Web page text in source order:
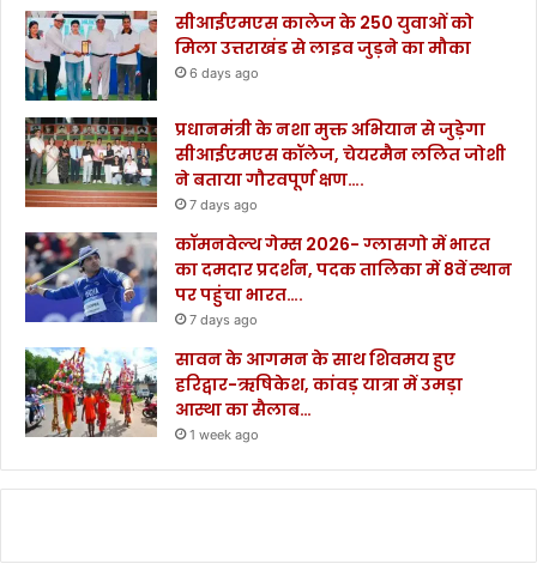
सीआईएमएस कालेज के 250 युवाओं को
मिला उत्तराखंड से लाइव जुड़ने का मौका
6 days ago
प्रधानमंत्री के नशा मुक्त अभियान से जुड़ेगा
सीआईएमएस कॉलेज, चेयरमैन ललित जोशी
ने बताया गौरवपूर्ण क्षण….
7 days ago
कॉमनवेल्थ गेम्स 2026- ग्लासगो में भारत
का दमदार प्रदर्शन, पदक तालिका में 8वें स्थान
पर पहुंचा भारत….
7 days ago
सावन के आगमन के साथ शिवमय हुए
हरिद्वार-ऋषिकेश, कांवड़ यात्रा में उमड़ा
आस्था का सैलाब…
1 week ago